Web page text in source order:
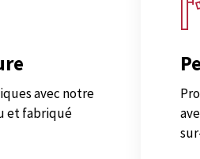
avec notre
et fabriqué